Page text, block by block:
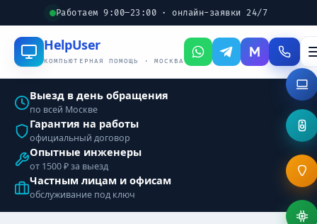
Работаем 9:00–23:00 · онлайн-заявки 24/7
HelpUser
КОМПЬЮТЕРНАЯ ПОМОЩЬ · МОСКВА
Выезд в день обращения
по всей Москве
Гарантия на работы
официальный договор
Опытные инженеры
от 1500 ₽ за выезд
Частным лицам и офисам
обслуживание под ключ